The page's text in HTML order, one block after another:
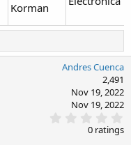
Korman
Andres Cuenca
2,491
Nov 19, 2022
Nov 19, 2022
.
0 ratings